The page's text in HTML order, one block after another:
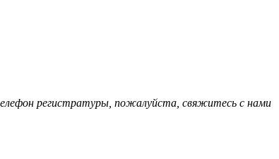
регистратуры, пожалуйста, свяжитесь с нами